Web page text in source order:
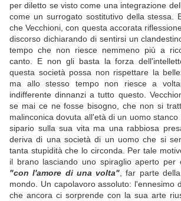
per diletto se visto come una integrazione
come un surrogato sostitutivo della stessa.
che Vecchioni, con questa accorata
discorso dichiarando di sentirsi un
tempo che non riesce nemmeno più a
canto. E non gli basta la forza
questa società possa non rispettare la
ma allo stesso tempo non riesce a
indifferente dinnanzi a tutto questo.
se mai ce ne fosse bisogno, che non si
malinconica dovuta all'età di un uomo
sipario sulla sua vita ma una rabbiosa
deriva di una società di un uomo che si
tanta stupidità che lo circonda. Per tale
il brano lasciando uno spiraglio aperto per
"con l'amore di una volta" , far parte
mondo. Un capolavoro assoluto: l'ennesimo
che ancora ci sorprende con la sua arte